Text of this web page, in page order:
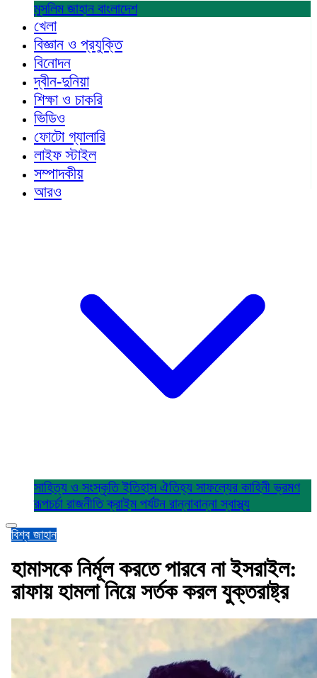
মুসলিম জাহান বাংলাদেশ
খেলা
বিজ্ঞান ও প্রযুক্তি
বিনোদন
দ্বীন-দুনিয়া
শিক্ষা ও চাকরি
ভিডিও
ফোটো গ্যালারি
লাইফ স্টাইল
সম্পাদকীয়
আরও
সাহিত্য ও সংস্কৃতিইতিহাস ঐতিহ্য সাফল্যের কাহিনীভ্রমণ
রূপচর্চা রাজনীতিক্রাইম পর্যটন রান্নাবান্নাস্বাস্থ্য
বিশ্ব জাহান
হামাসকে নির্মূল করতে পারবে না ইসরাইল:
রাফায় হামলা নিয়ে সর্তক করল যুক্তরাষ্ট্র